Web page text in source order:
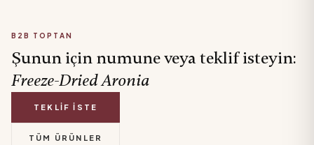
B2B TOPTAN
Şunun için numune veya teklif isteyin:
Freeze-DriedAronia
TEKLIF İSTE
TÜM ÜRÜNLER